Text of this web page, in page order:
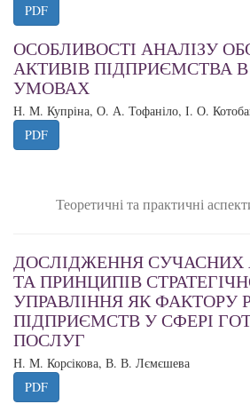
PDF
ОСОБЛИВОСТІ АНАЛІЗУ
АКТИВІВ ПІДПРИЄМСТВА
УМОВАХ
Н. М. Купріна, О. А. Тофаніло, І. О.
PDF
Теоретичні та практичні
ДОСЛІДЖЕННЯ СУЧАСНИХ
ТА ПРИНЦИПІВ
УПРАВЛІННЯ ЯК ФАКТОРУ
ПІДПРИЄМСТВ У СФЕРІ
ПОСЛУГ
Н. М. Корсікова, В. В. Лємєшева
PDF